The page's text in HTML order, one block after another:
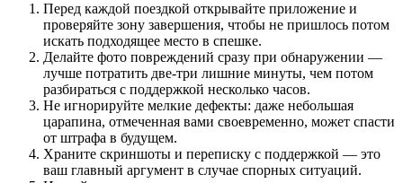
Перед каждой поездкой открывайте приложение и
проверяйте зону завершения, чтобы не пришлось потом
искать подходящее место в спешке.
Делайте фото повреждений сразу при обнаружении —
лучше потратить две-три лишние минуты, чем потом
разбираться с поддержкой несколько часов.
Не игнорируйте мелкие дефекты: даже небольшая
царапина, отмеченная вами своевременно, может спасти
от штрафа в будущем.
Храните скриншоты и переписку с поддержкой — это
ваш главный аргумент в случае спорных ситуаций.